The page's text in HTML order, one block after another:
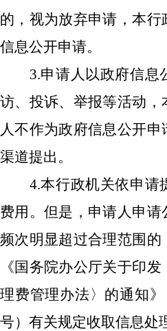
的，视为放弃申请，本
信息公开申请。
3.申请人以政府信息
访、投诉、举报等活动，
人不作为政府信息公开
渠道提出。
4.本行政机关依申请
费用。但是，申请人申请
频次明显超过合理范围的
《国务院办公厅关于印
理费管理办法〉的通知
号）有关规定收取信息处